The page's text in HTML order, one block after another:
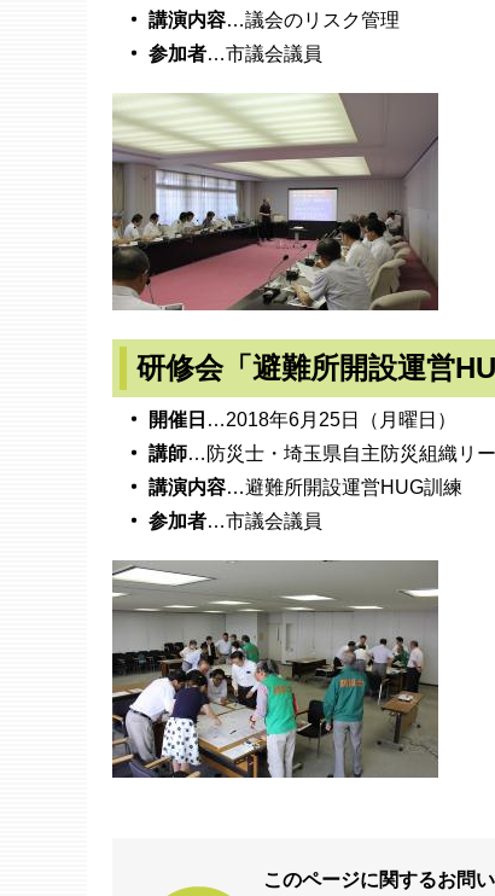
講演内容…議会のリスク管理
参加者…市議会議員
研修会「避難所開設運営
開催日 …2018年6月25日（月曜日）
講師…防災士・埼玉県自主防災組織リ
講演内容…避難所開設運営HUG訓練
参加者…市議会議員
このページに関するお問